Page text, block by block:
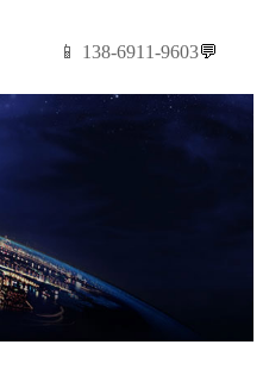
📱 138-6911-9603💬